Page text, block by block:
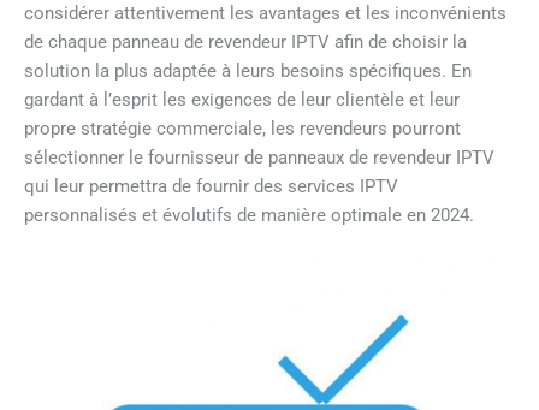
considérer attentivement les avantages et les inconvénients
de chaque panneau de revendeur IPTV afin de choisir la
solution la plus adaptée à leurs besoins spécifiques. En
gardant à l’esprit les exigences de leur clientèle et leur
propre stratégie commerciale, les revendeurs pourront
sélectionner le fournisseur de panneaux de revendeur IPTV
qui leur permettra de fournir des services IPTV
personnalisés et évolutifs de manière optimale en 2024.